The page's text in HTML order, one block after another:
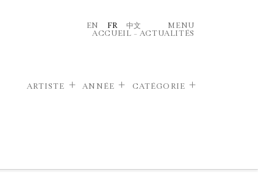
EN FR 中文
MENU
ACCUEIL – ACTUALITÉS
ARTISTE ANNÉE CATÉGORIE